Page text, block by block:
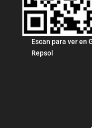
Escan para ver en
Repsol